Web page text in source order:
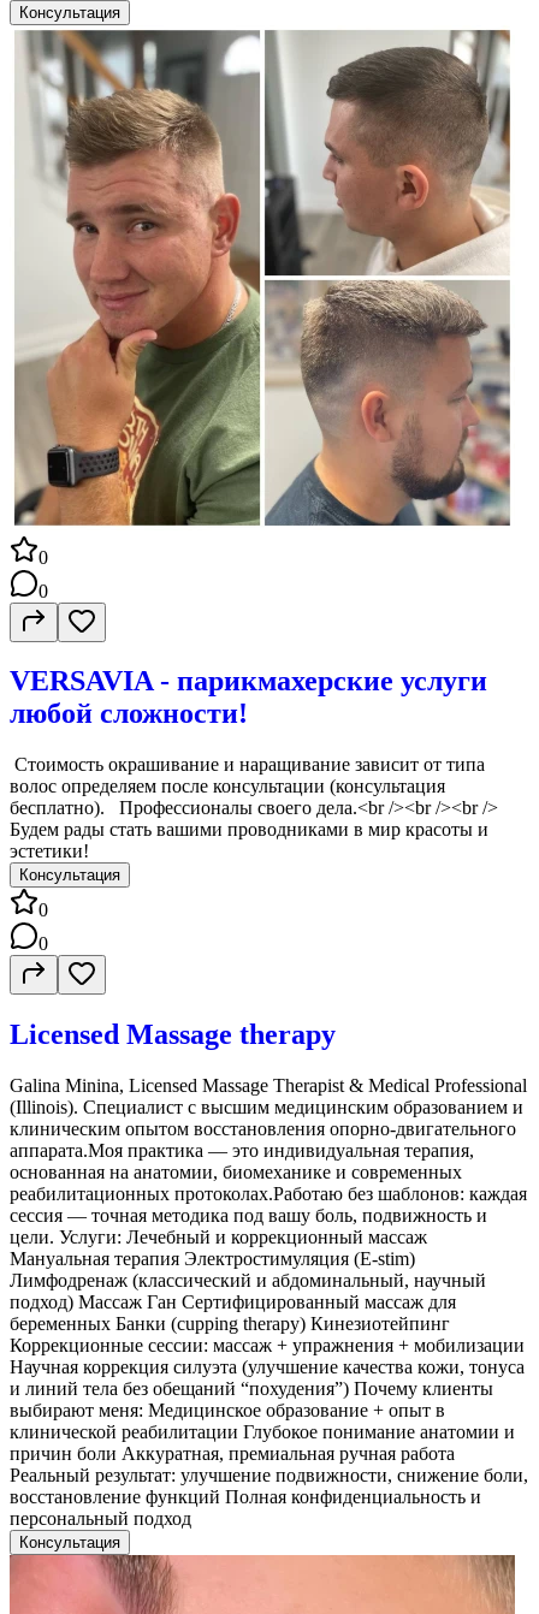
Консультация
0
0
VERSAVIA - парикмахерские услуги
любой сложности!
‍️ Стоимость окрашивание и наращивание зависит от типа
волос определяем после консультации (консультация
бесплатно). Профессионалы своего дела.<br /><br /><br />
Будем рады стать вашими проводниками в мир красоты и
эстетики!
Консультация
0
0
Licensed Massage therapy
Galina Minina, Licensed Massage Therapist & Medical Professional
(Illinois). Специалист с высшим медицинским образованием и
клиническим опытом восстановления опорно-двигательного
аппарата.Моя практика — это индивидуальная терапия,
основанная на анатомии, биомеханике и современных
реабилитационных протоколах.Работаю без шаблонов: каждая
сессия — точная методика под вашу боль, подвижность и
цели. Услуги: Лечебный и коррекционный массаж
Мануальная терапия Электростимуляция (E-stim)
Лимфодренаж (классический и абдоминальный, научный
подход) Массаж Ган Сертифицированный массаж для
беременных Банки (cupping therapy) Кинезиотейпинг
Коррекционные сессии: массаж + упражнения + мобилизации
Научная коррекция силуэта (улучшение качества кожи, тонуса
и линий тела без обещаний “похудения”) Почему клиенты
выбирают меня: Медицинское образование + опыт в
клинической реабилитации Глубокое понимание анатомии и
причин боли Аккуратная, премиальная ручная работа
Реальный результат: улучшение подвижности, снижение боли,
восстановление функций Полная конфиденциальность и
персональный подход
Консультация